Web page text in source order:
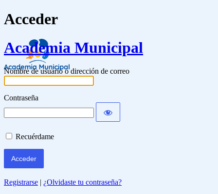
Acceder
Academia Municipal
Nombre de usuario o dirección de correo
Contraseña
Recuérdame
Registrarse | ¿Olvidaste tu contraseña?